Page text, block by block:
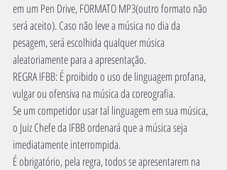
em um Pen Drive, FORMATO MP3(outro formato não
será aceito). Caso não leve a música no dia da
pesagem, será escolhida qualquer música
aleatoriamente para a apresentação.
REGRA IFBB: É proibido o uso de linguagem profana,
vulgar ou ofensiva na música da coreografia.
Se um competidor usar tal linguagem em sua música,
o Juiz Chefe da IFBB ordenará que a música seja
imediatamente interrompida.
É obrigatório, pela regra, todos se apresentarem na